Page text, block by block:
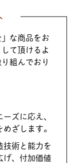
な商品をお
て頂けるよ
組んでおり
ズに応え、
ざします。
技術と能力を
げ、付加価値